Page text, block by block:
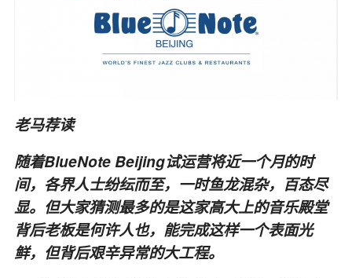
老马荐读
随着BlueNote Beijing试运营将近一个月的时
间，各界人士纷纭而至，一时鱼龙混杂，百态尽
显。但大家猜测最多的是这家高大上的音乐殿堂
背后老板是何许人也，能完成这样一个表面光
鲜，但背后艰辛异常的大工程。